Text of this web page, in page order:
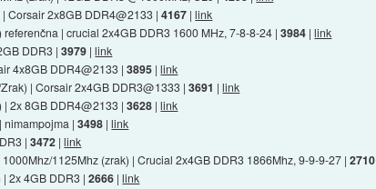
| Corsair 2x8GB DDR4@2133 |4167 |link
| crucial 2x4GB DDR3 1600 MHz, 7-8-8-24 |3984 |link
DDR3 |3979 |link
4x8GB DDR4@2133 |3895 |link
| Corsair 2x4GB DDR3@1333 |3691 |link
| 2x 8GB DDR4@2133 |3628 |link
nimampojma |3498 |link
|3472 |link
1125Mhz (zrak) | Crucial 2x4GB DDR3 1866Mhz, 9-9-9-27 |2710
| 2x 4GB DDR3 |2666 |link